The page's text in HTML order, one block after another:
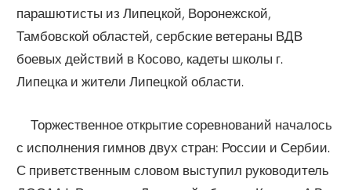
парашютисты из Липецкой, Воронежской,
Тамбовской областей, сербские ветераны ВДВ
боевых действий в Косово, кадеты школы г.
Липецка и жители Липецкой области.
Торжественное открытие соревнований началось
с исполнения гимнов двух стран: России и Сербии.
С приветственным словом выступил руководитель